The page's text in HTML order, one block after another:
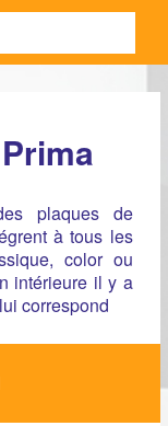
plaques de
à tous les
color ou
intérieure il y a
correspond